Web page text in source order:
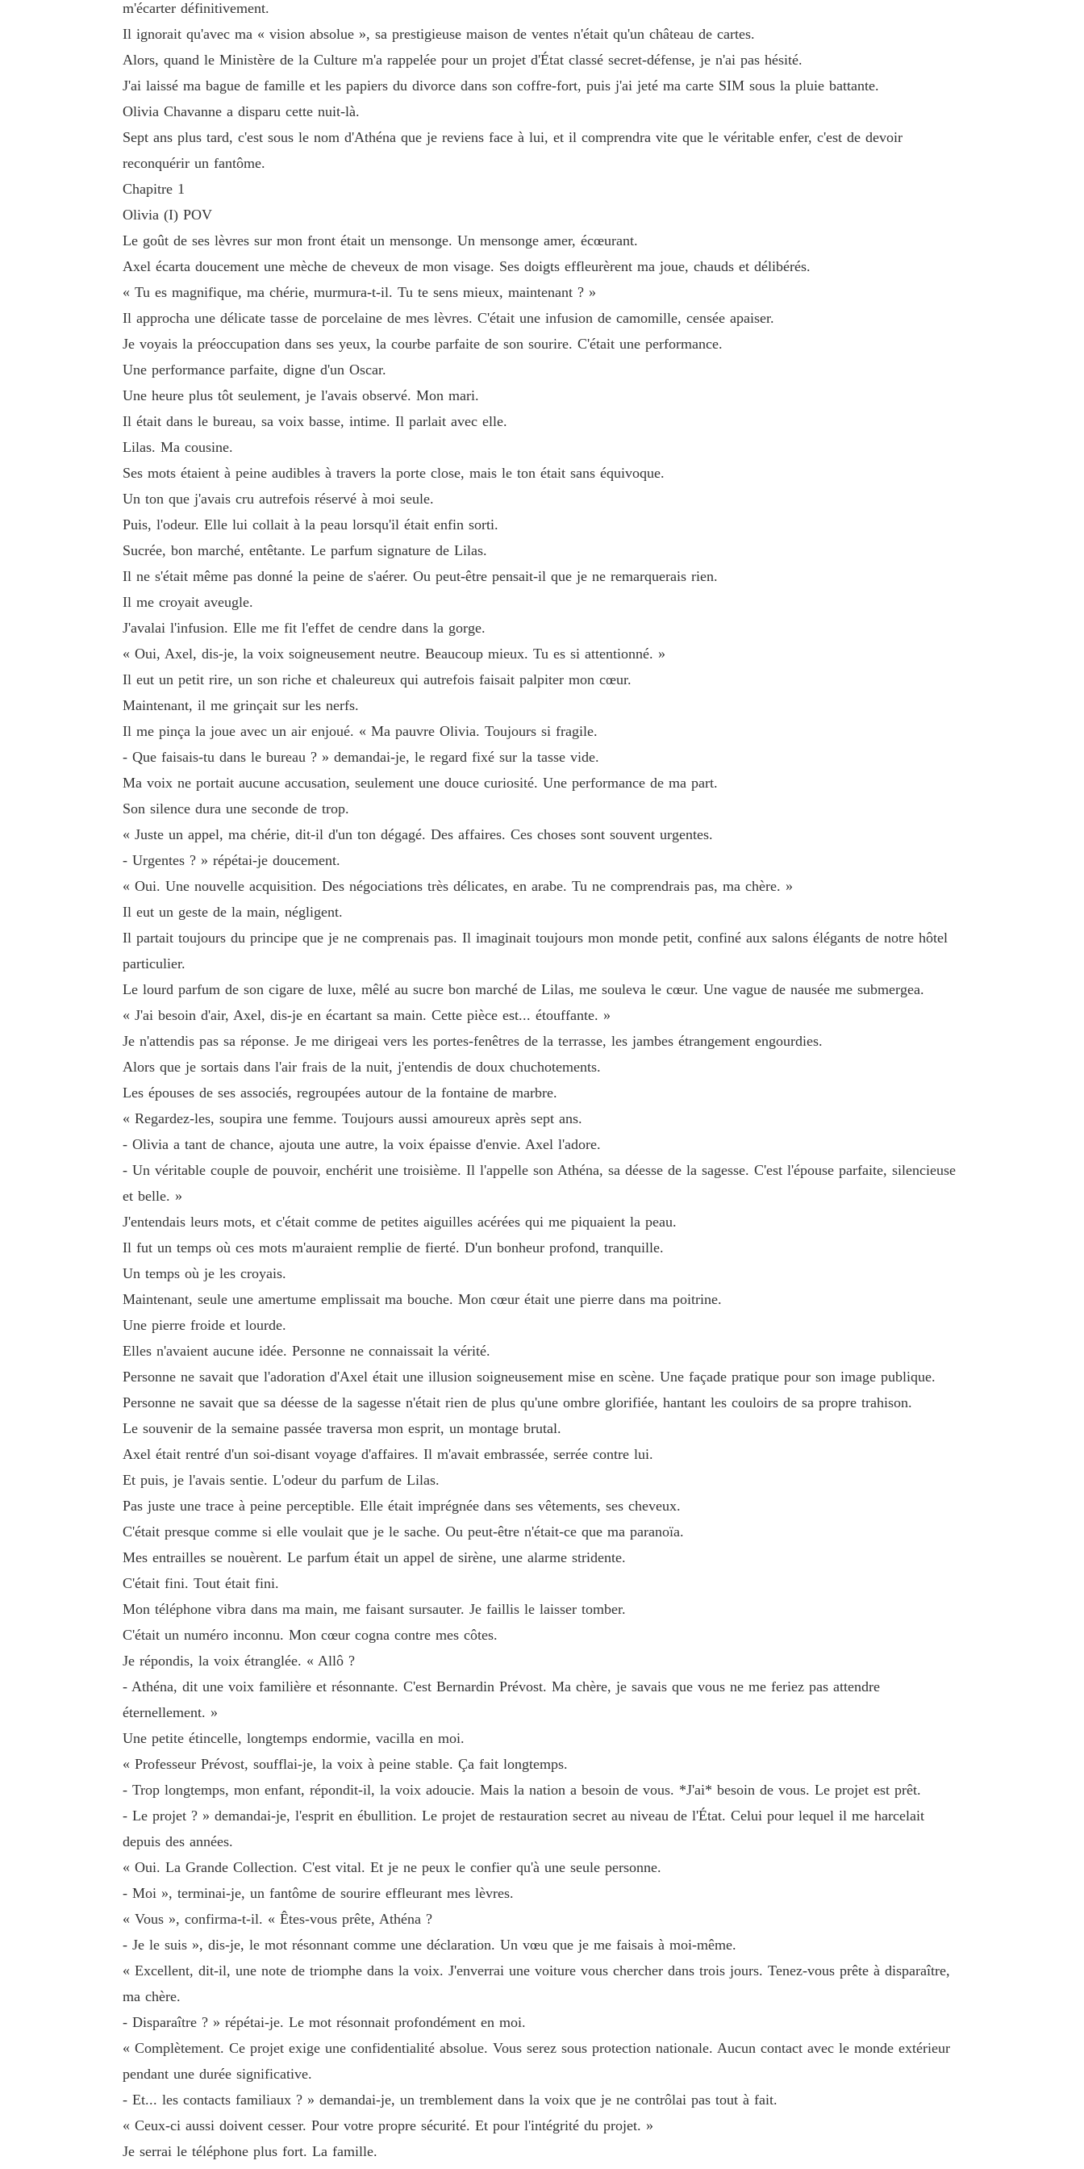
J'ai laissé ma bague de famille et les papiers du divorce dans son coffre-fort, puis j'ai jeté ma carte SIM sous la pluie battante.
Olivia Chavanne a disparu ce soir-là.
Sept ans plus tard, c'est sous le nom d'Athéna que je reviens face à lui, et il va vite comprendre que le véritable enfer, c'est de devoir reconquérir un fantôme.
m'écarter définitivement.
Il ignorait qu'avec ma « vision absolue », sa prestigieuse maison de ventes n'était qu'un château de cartes.
Alors, quand le Ministère de la Culture m'a rappelée pour un projet d'État classé secret-défense, je n'ai pas hésité.
J'ai laissé ma bague de famille et les papiers du divorce dans son coffre-fort, puis j'ai jeté ma carte SIM sous la pluie battante.
Olivia Chavanne a disparu cette nuit-là.
Sept ans plus tard, c'est sous le nom d'Athéna que je reviens face à lui, et il comprendra vite que le véritable enfer, c'est de devoir
reconquérir un fantôme.
Chapitre 1
Olivia (I) POV
Le goût de ses lèvres sur mon front était un mensonge. Un mensonge amer, écœurant.
Axel écarta doucement une mèche de cheveux de mon visage. Ses doigts effleurèrent ma joue, chauds et délibérés.
« Tu es magnifique, ma chérie, murmura-t-il. Tu te sens mieux, maintenant ? »
Il approcha une délicate tasse de porcelaine de mes lèvres. C'était une infusion de camomille, censée apaiser.
Je voyais la préoccupation dans ses yeux, la courbe parfaite de son sourire. C'était une performance.
Une performance parfaite, digne d'un Oscar.
Une heure plus tôt seulement, je l'avais observé. Mon mari.
Il était dans le bureau, sa voix basse, intime. Il parlait avec elle.
Lilas. Ma cousine.
Ses mots étaient à peine audibles à travers la porte close, mais le ton était sans équivoque.
Un ton que j'avais cru autrefois réservé à moi seule.
Puis, l'odeur. Elle lui collait à la peau lorsqu'il était enfin sorti.
Sucrée, bon marché, entêtante. Le parfum signature de Lilas.
Il ne s'était même pas donné la peine de s'aérer. Ou peut-être pensait-il que je ne remarquerais rien.
Il me croyait aveugle.
J'avalai l'infusion. Elle me fit l'effet de cendre dans la gorge.
« Oui, Axel, dis-je, la voix soigneusement neutre. Beaucoup mieux. Tu es si attentionné. »
Il eut un petit rire, un son riche et chaleureux qui autrefois faisait palpiter mon cœur.
Maintenant, il me grinçait sur les nerfs.
Il me pinça la joue avec un air enjoué. « Ma pauvre Olivia. Toujours si fragile.
- Que faisais-tu dans le bureau ? » demandai-je, le regard fixé sur la tasse vide.
Ma voix ne portait aucune accusation, seulement une douce curiosité. Une performance de ma part.
Son silence dura une seconde de trop.
« Juste un appel, ma chérie, dit-il d'un ton dégagé. Des affaires. Ces choses sont souvent urgentes.
- Urgentes ? » répétai-je doucement.
« Oui. Une nouvelle acquisition. Des négociations très délicates, en arabe. Tu ne comprendrais pas, ma chère. »
Il eut un geste de la main, négligent.
Il partait toujours du principe que je ne comprenais pas. Il imaginait toujours mon monde petit, confiné aux salons élégants de notre hôtel
particulier.
Le lourd parfum de son cigare de luxe, mêlé au sucre bon marché de Lilas, me souleva le cœur. Une vague de nausée me submergea.
« J'ai besoin d'air, Axel, dis-je en écartant sa main. Cette pièce est... étouffante. »
Je n'attendis pas sa réponse. Je me dirigeai vers les portes-fenêtres de la terrasse, les jambes étrangement engourdies.
Alors que je sortais dans l'air frais de la nuit, j'entendis de doux chuchotements.
Les épouses de ses associés, regroupées autour de la fontaine de marbre.
« Regardez-les, soupira une femme. Toujours aussi amoureux après sept ans.
- Olivia a tant de chance, ajouta une autre, la voix épaisse d'envie. Axel l'adore.
- Un véritable couple de pouvoir, enchérit une troisième. Il l'appelle son Athéna, sa déesse de la sagesse. C'est l'épouse parfaite, silencieuse
et belle. »
J'entendais leurs mots, et c'était comme de petites aiguilles acérées qui me piquaient la peau.
Il fut un temps où ces mots m'auraient remplie de fierté. D'un bonheur profond, tranquille.
Un temps où je les croyais.
Maintenant, seule une amertume emplissait ma bouche. Mon cœur était une pierre dans ma poitrine.
Une pierre froide et lourde.
Elles n'avaient aucune idée. Personne ne connaissait la vérité.
Personne ne savait que l'adoration d'Axel était une illusion soigneusement mise en scène. Une façade pratique pour son image publique.
Personne ne savait que sa déesse de la sagesse n'était rien de plus qu'une ombre glorifiée, hantant les couloirs de sa propre trahison.
Le souvenir de la semaine passée traversa mon esprit, un montage brutal.
Axel était rentré d'un soi-disant voyage d'affaires. Il m'avait embrassée, serrée contre lui.
Et puis, je l'avais sentie. L'odeur du parfum de Lilas.
Pas juste une trace à peine perceptible. Elle était imprégnée dans ses vêtements, ses cheveux.
C'était presque comme si elle voulait que je le sache. Ou peut-être n'était-ce que ma paranoïa.
Mes entrailles se nouèrent. Le parfum était un appel de sirène, une alarme stridente.
C'était fini. Tout était fini.
Mon téléphone vibra dans ma main, me faisant sursauter. Je faillis le laisser tomber.
C'était un numéro inconnu. Mon cœur cogna contre mes côtes.
Je répondis, la voix étranglée. « Allô ?
- Athéna, dit une voix familière et résonnante. C'est Bernardin Prévost. Ma chère, je savais que vous ne me feriez pas attendre
éternellement. »
Une petite étincelle, longtemps endormie, vacilla en moi.
« Professeur Prévost, soufflai-je, la voix à peine stable. Ça fait longtemps.
- Trop longtemps, mon enfant, répondit-il, la voix adoucie. Mais la nation a besoin de vous. *J'ai* besoin de vous. Le projet est prêt.
- Le projet ? » demandai-je, l'esprit en ébullition. Le projet de restauration secret au niveau de l'État. Celui pour lequel il me harcelait
depuis des années.
« Oui. La Grande Collection. C'est vital. Et je ne peux le confier qu'à une seule personne.
- Moi », terminai-je, un fantôme de sourire effleurant mes lèvres.
« Vous », confirma-t-il. « Êtes-vous prête, Athéna ?
- Je le suis », dis-je, le mot résonnant comme une déclaration. Un vœu que je me faisais à moi-même.
« Excellent, dit-il, une note de triomphe dans la voix. J'enverrai une voiture vous chercher dans trois jours. Tenez-vous prête à disparaître,
ma chère.
- Disparaître ? » répétai-je. Le mot résonnait profondément en moi.
« Complètement. Ce projet exige une confidentialité absolue. Vous serez sous protection nationale. Aucun contact avec le monde extérieur
pendant une durée significative.
- Et... les contacts familiaux ? » demandai-je, un tremblement dans la voix que je ne contrôlai pas tout à fait.
« Ceux-ci aussi doivent cesser. Pour votre propre sécurité. Et pour l'intégrité du projet. »
Je serrai le téléphone plus fort. La famille.